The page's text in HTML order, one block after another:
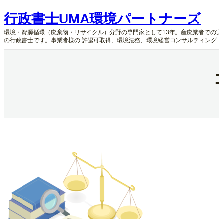
容
を
ス
キ
行政書士UMA環境パートナーズ
環境・資源循環（廃棄物・リサイクル）分野の専門家として13年。産廃業者で
の行政書士です。事業者様の 許認可取得、環境法務、環境経営コンサルティン